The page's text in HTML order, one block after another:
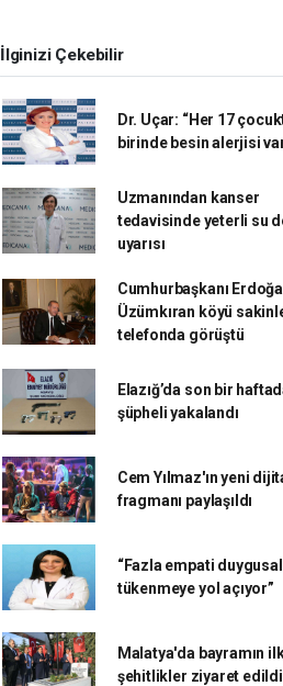
İlginizi Çekebilir
Dr. Uçar: “Her 17
birinde besin alerjisi
Uzmanından kanser
tedavisinde yeterli su
uyarısı
Cumhurbaşkanı
Üzümkıran köyü
telefonda görüştü
Elazığ’da son bir
şüpheli yakalandı
Cem Yılmaz'ın yeni
fragmanı paylaşıldı
“Fazla empati duygusal
tükenmeye yol açıyor”
Malatya'da bayramın
şehitlikler ziyaret edildi